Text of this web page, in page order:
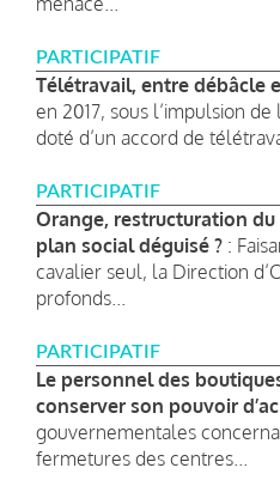
PARTICIPATIF
Télétravail, entre débâcle
en 2017, sous l’impulsion de
doté d’un accord de
PARTICIPATIF
Orange, restructuration du
plan social déguisé ? :
cavalier seul, la Direction
profonds...
PARTICIPATIF
Le personnel des
conserver son pouvoir
gouvernementales
fermetures des centres...